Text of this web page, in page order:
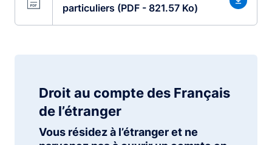
particuliers (PDF - 821.57 Ko)
Droit au compte des Français
de l’étranger
Vous résidez à l’étranger et ne